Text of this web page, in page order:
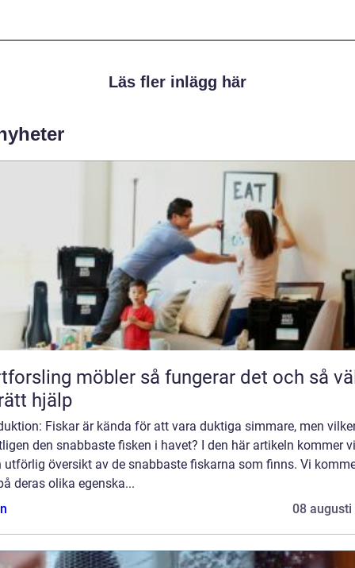
Läs fler inlägg här
möbler så fungerar det och så väljer
hjälp
Fiskar är kända för att vara duktiga simmare, men
den snabbaste fisken i havet? I den här artikeln kommer
utförlig översikt av de snabbaste fiskarna som finns. Vi
deras olika egenska...
08 augusti